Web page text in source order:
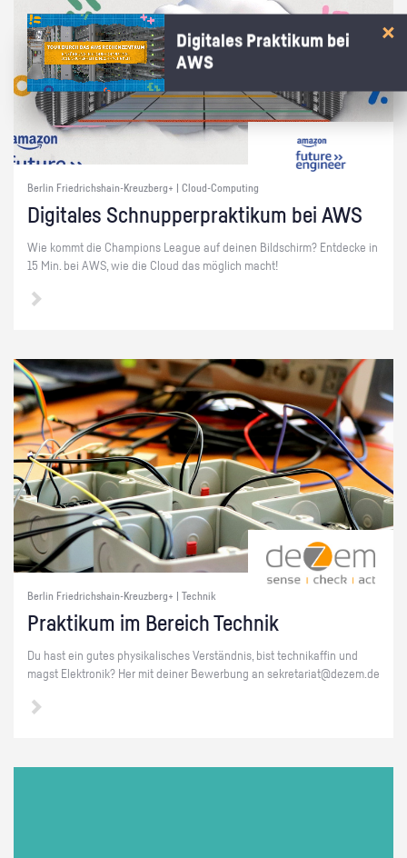
Berlin Friedrichshain-Kreuzberg+ | Cloud-Computing
Di­gi­ta­les Schnup­per­prak­ti­kum bei AWS
Wie kommt die Cham­pi­ons Le­ague auf dei­nen Bild­schirm? Ent­de­cke in
15 Min. bei AWS, wie die Cloud das mög­lich macht!
Berlin Friedrichshain-Kreuzberg+ | Technik
Prak­ti­kum im Be­reich Tech­nik
Du hast ein gutes phy­si­ka­li­sches Ver­ständ­nis, bist tech­ni­kaf­fin und
magst Elek­tro­nik? Her mit dei­ner Be­wer­bung an se­kre­ta­ri­at@​dezem.​de
Digitales Praktikum bei
AWS